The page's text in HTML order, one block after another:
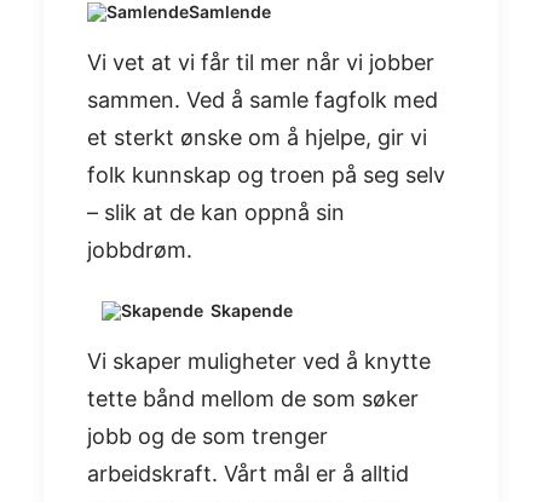
Samlende
Vi vet at vi får til mer når vi jobber
sammen. Ved å samle fagfolk med
et sterkt ønske om å hjelpe, gir vi
folk kunnskap og troen på seg selv
– slik at de kan oppnå sin
jobbdrøm.​
Skapende
Vi skaper muligheter ved å knytte
tette bånd mellom de som søker
jobb og de som trenger
arbeidskraft. Vårt mål er å alltid